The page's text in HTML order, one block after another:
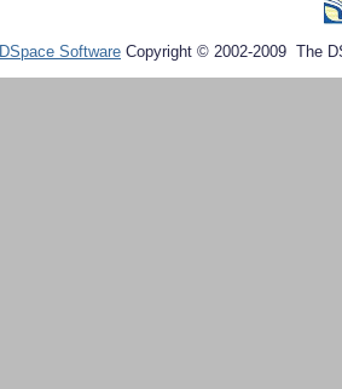
DSpace Software Copyright © 2002-2009 The